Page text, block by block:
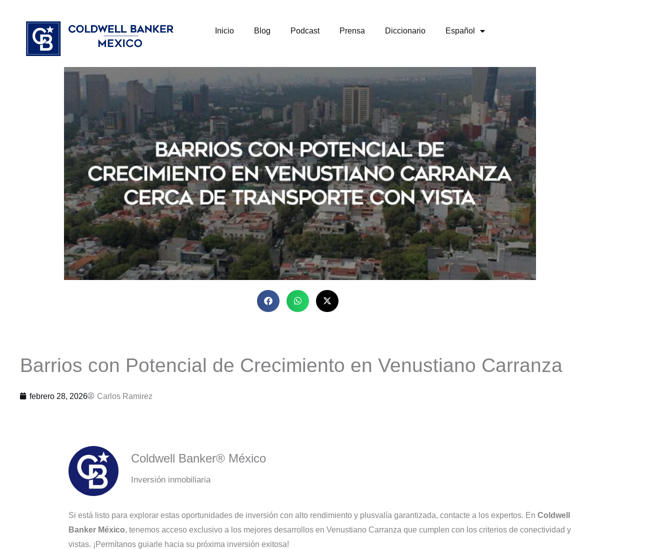
contenido
Inicio Blog Podcast Prensa Diccionario Español
Barrios con Potencial de Crecimiento en Venustiano Carranza
febrero 28, 2026 Carlos Ramirez
Coldwell Banker® México
Inversión inmobiliaria
Si está listo para explorar estas oportunidades de inversión con alto rendimiento y plusvalía garantizada, contacte a los expertos. En Coldwell
Banker México, tenemos acceso exclusivo a los mejores desarrollos en Venustiano Carranza que cumplen con los criterios de conectividad y
vistas. ¡Permítanos guiarle hacia su próxima inversión exitosa!